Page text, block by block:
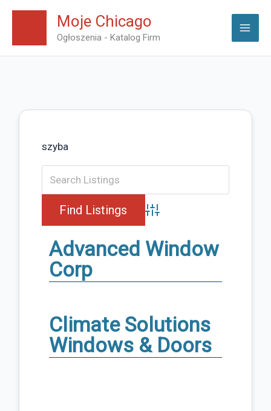
Skip
Moje Chicago
Ogłoszenia - Katalog Firm
szyba
Advanced Search
Advanced Window
Corp
Climate Solutions
Windows & Doors